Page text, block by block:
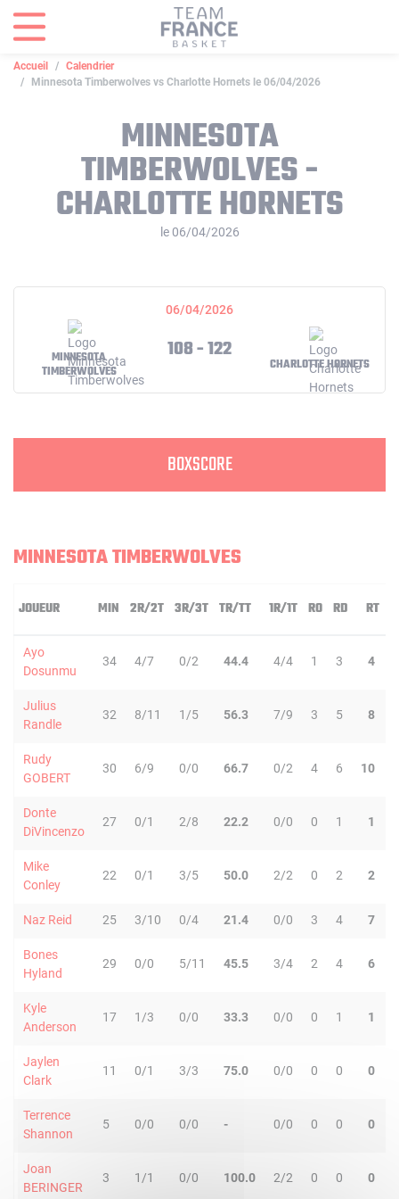
Accueil
Calendrier
Minnesota Timberwolves vs Charlotte Hornets le 06/04/2026
MINNESOTA
TIMBERWOLVES -
CHARLOTTE HORNETS
le 06/04/2026
06/04/2026
MINNESOTA
TIMBERWOLVES
108 - 122
CHARLOTTE HORNETS
BOXSCORE
MINNESOTA TIMBERWOLVES
JOUEUR MIN 2R/2T 3R/3T TR/TT 1R/1T RO RD RT
Ayo
Dosunmu
34 4/7 0/2 44.4 4/4 1 3 4
Julius
Randle
32 8/11 1/5 56.3 7/9 3 5 8
Rudy
GOBERT
30 6/9 0/0 66.7 0/2 4 6 10
Donte
DiVincenzo
27 0/1 2/8 22.2 0/0 0 1 1
Mike
Conley
22 0/1 3/5 50.0 2/2 0 2 2
Naz Reid 25 3/10 0/4 21.4 0/0 3 4 7
Bones
Hyland
29 0/0 5/11 45.5 3/4 2 4 6
Kyle
Anderson
17 1/3 0/0 33.3 0/0 0 1 1
Jaylen
Clark
11 0/1 3/3 75.0 0/0 0 0 0
Terrence
Shannon
5 0/0 0/0 - 0/0 0 0 0
Joan
BERINGER
3 1/1 0/0 100.0 2/2 0 0 0
Panneau de gestion des cookies